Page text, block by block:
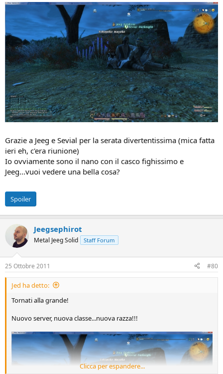
Grazie a Jeeg e Sevial per la serata divertentissima (mica fatta
ieri eh, c'era riunione)
Io ovviamente sono il nano con il casco fighissimo e
Jeeg...vuoi vedere una bella cosa?
Spoiler
Jeegsephirot
Metal Jeeg Solid Staff Forum
25 Ottobre 2011 #80
Jed ha detto:
Tornati alla grande!
Nuovo server, nuova classe...nuova razza!!!
Clicca per espandere...